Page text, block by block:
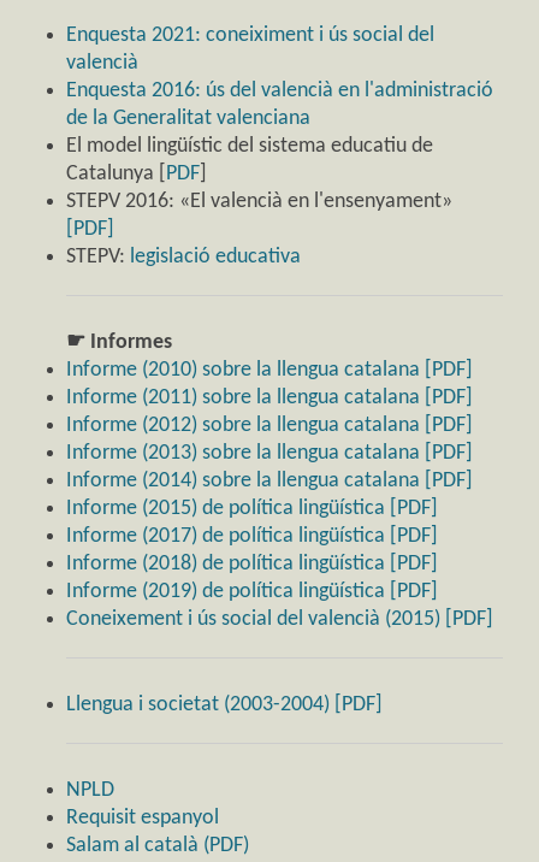
Enquesta 2021: coneiximent i ús social del
valencià
Enquesta 2016: ús del valencià en l'administració
de la Generalitat valenciana
El model lingüístic del sistema educatiu de
Catalunya [ PDF
STEPV 2016: «El valencià en l'ensenyament»
[PDF]
STEPV: legislació educativa
☛ Informes
Informe (2010) sobre la llengua catalana [PDF]
Informe (2011) sobre la llengua catalana [PDF]
Informe (2012) sobre la llengua catalana [PDF]
Informe (2013) sobre la llengua catalana [PDF]
Informe (2014) sobre la llengua catalana [PDF]
Informe (2015) de política lingüística [PDF]
Informe (2017) de política lingüística [PDF]
Informe (2018) de política lingüística [PDF]
Informe (2019) de política lingüística [PDF]
Coneixement i ús social del valencià (2015) [PDF]
Llengua i societat (2003-2004) [PDF]
NPLD
Requisit espanyol
Salam al català (PDF)